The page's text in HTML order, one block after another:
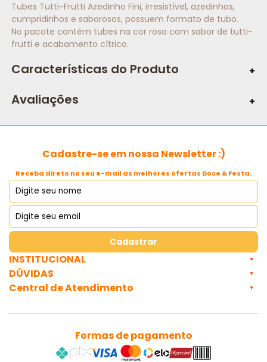
Tubes Tutti-Frutti Azedinho Fini, irresistível, azedinhos,
cumpridinhos e saborosos, possuem formato de tubo.
No pacote contém tubes na cor rosa com sabor de tutti-
frutti e acabamento cítrico.
Características do Produto
Peso Líquido:
Avaliações
INSTITUCIONAL
DÚVIDAS
Central de Atendimento
Cadastre-se em nossa Newsletter :)
Receba direto no seu e-mail as melhores ofertas Doce & Festa.
Cadastrar
Formas de pagamento